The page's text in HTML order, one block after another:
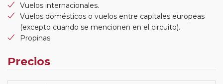
Vuelos internacionales.
Vuelos domésticos o vuelos entre capitales europeas
(excepto cuando se mencionen en el circuito).
Propinas.
Precios